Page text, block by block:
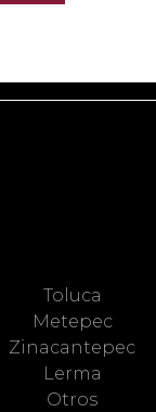
Toluca
Metepec
Zinacantepec
Lerma
Otros